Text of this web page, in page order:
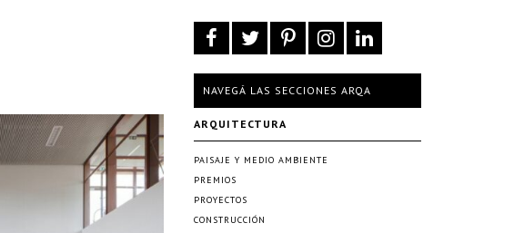
NAVEGÁ LAS SECCIONES ARQA
ARQUITECTURA
PAISAJE Y MEDIO AMBIENTE
PREMIOS
PROYECTOS
CONSTRUCCIÓN